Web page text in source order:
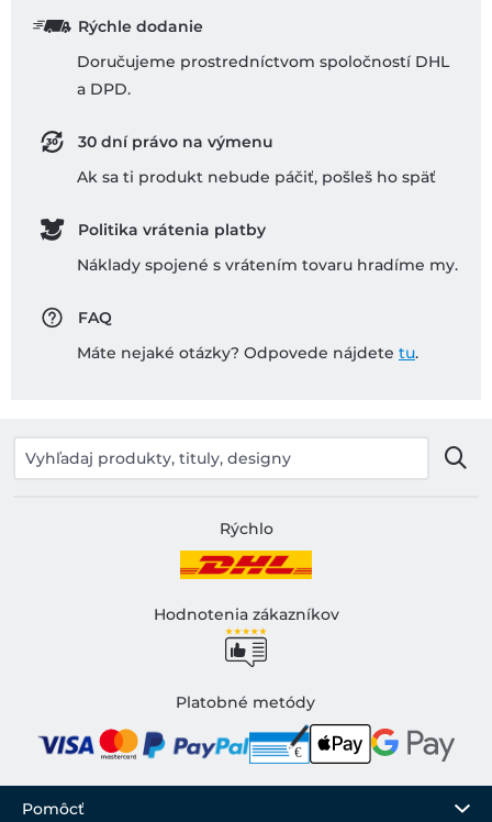
Rýchle dodanie
Doručujeme prostredníctvom spoločností DHL
a DPD.
30 dní právo na výmenu
Ak sa ti produkt nebude páčiť, pošleš ho späť
Politika vrátenia platby
Náklady spojené s vrátením tovaru hradíme my.
FAQ
Máte nejaké otázky? Odpovede nájdete tu.
Rýchlo
Hodnotenia zákazníkov
Platobné metódy
Pomôcť